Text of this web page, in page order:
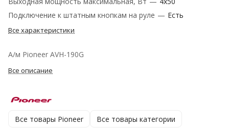
Подключение к штатным кнопкам на руле — Есть
Все характеристики
А/м Pioneer AVH-190G
Все описание
Все товары Pioneer Все товары категории